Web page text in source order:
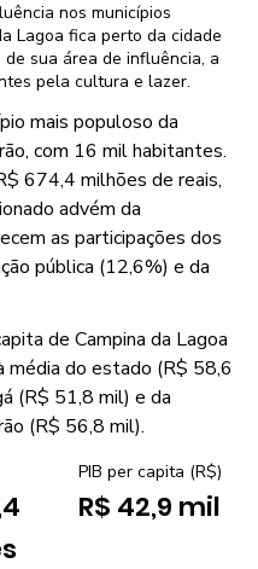
nos municípios
Lagoa fica perto da cidade
sua área de influência, a
pela cultura e lazer.
mais populoso da
com 16 mil habitantes.
674,4 milhões de reais,
advém da
as participações dos
pública (12,6%) e da
de Campina da Lagoa
média do estado (R$ 58,6
(R$ 51,8 mil) e da
(R$ 56,8 mil).
PIB per capita (R$)
R$ 42,9 mil